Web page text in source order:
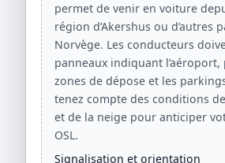
permet de venir en voiture
région d’Akershus ou d’autres
Norvège. Les conducteurs
panneaux indiquant l’aéroport,
zones de dépose et les
tenez compte des conditions
et de la neige pour anticiper
OSL.
Signalisation et orientation